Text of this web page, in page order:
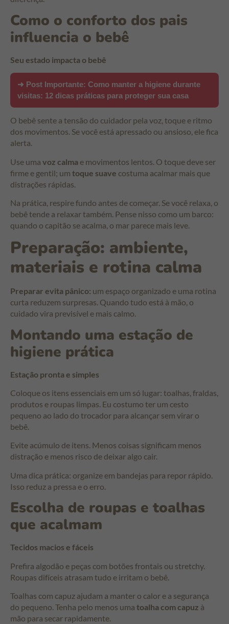
Como o conforto dos pais
influencia o bebê
Seu estado impacta o bebê
➜ Post Importante: Como manter a higiene durante
visitas: 12 dicas práticas para proteger sua casa
O bebê sente a tensão do cuidador pela voz, toque e ritmo
dos movimentos. Se você está apressado ou ansioso, ele fica
alerta.
Use uma voz calma e movimentos lentos. O toque deve ser
firme e gentil; um toque suave costuma acalmar mais que
distrações rápidas.
Na prática, respire fundo antes de começar. Se você relaxa, o
bebê tende a relaxar também. Pense nisso como um barco:
quando o capitão se acalma, o mar parece mais leve.
Preparação: ambiente,
materiais e rotina calma
Preparar evita pânico: um espaço organizado e uma rotina
curta reduzem surpresas. Quando tudo está à mão, o
cuidado vira previsível e mais calmo.
Montando uma estação de
higiene prática
Estação pronta e simples
Coloque os itens essenciais em um só lugar: toalhas, fraldas,
produtos e roupas limpas. Eu costumo ter um cesto
pequeno ao lado do trocador para alcançar sem virar o
bebê.
Evite acúmulo de itens. Menos coisas significam menos
distração e menos risco de deixar algo cair.
Uma dica prática: organize em bandejas para repor rápido.
Isso reduz a pressa e o erro.
Escolha de roupas e toalhas
que acalmam
Tecidos macios e fáceis
Prefira algodão e peças com botões frontais ou stretchy.
Roupas difíceis atrasam tudo e irritam o bebê.
Toalhas com capuz ajudam a manter o calor e a segurança
do pequeno. Tenha pelo menos uma toalha com capuz à
mão para secar rapidamente.